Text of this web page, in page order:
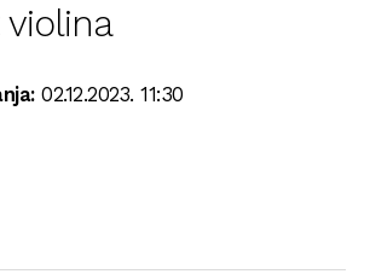
02.12.2023. 11:30